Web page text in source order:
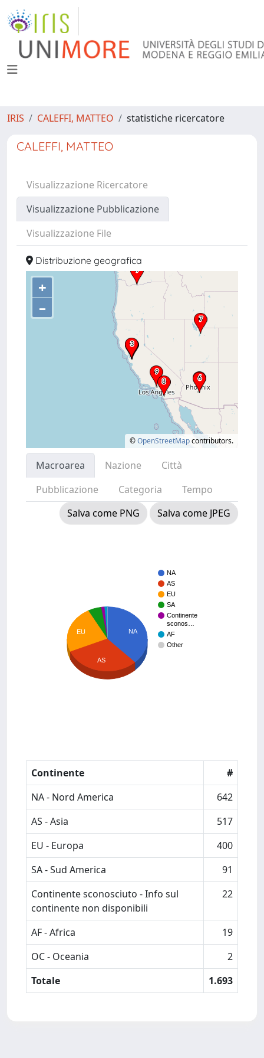
IRIS CALEFFI, MATTEO statistiche ricercatore
CALEFFI, MATTEO
Visualizzazione Ricercatore
Visualizzazione Pubblicazione
Visualizzazione File
Distribuzione geografica
+
–
©OpenStreetMapcontributors.
Macroarea Nazione
Città
Pubblicazione
Categoria
Tempo
Salva come PNG
Salva come JPEG
NA
AS
EU
SA
Continente
sconos…
AF
Other
NA
EU
AS
Continente
#
NA - Nord America
642
AS - Asia
517
EU - Europa
400
SA - Sud America
91
Continente sconosciuto - Info sul
continente non disponibili
22
AF - Africa
19
OC - Oceania
2
Totale
1.693